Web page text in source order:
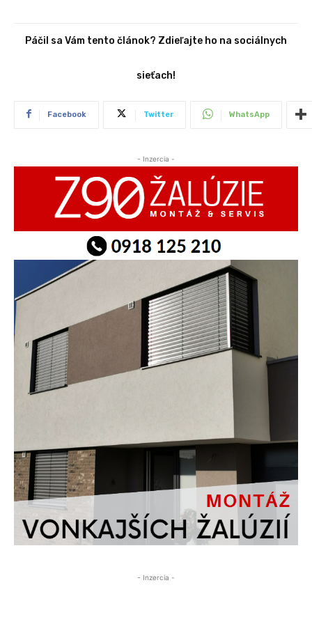
Páčil sa Vám tento článok? Zdieľajte ho na sociálnych
sieťach!
Facebook Twitter WhatsApp
- Inzercia -
- Inzercia -